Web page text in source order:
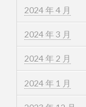
2024 年 4 月
2024 年 3 月
2024 年 2 月
2024 年 1 月